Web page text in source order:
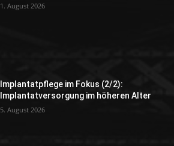
1. August 2026
Implantatpflege im Fokus (2/2):
Implantatversorgung im höheren Alter
5. August 2026